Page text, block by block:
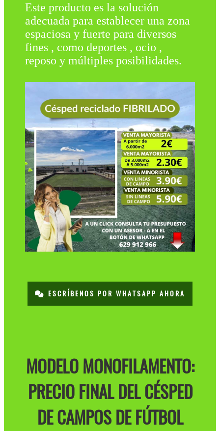
Este producto es la solución
adecuada para establecer una zona
espaciosa y fuerte para diversos
fines , como deportes , ocio ,
reposo y múltiples posibilidades.
ESCRÍBENOS POR WHATSAPP AHORA
MODELO MONOFILAMENTO:
PRECIO FINAL DEL CÉSPED
DE CAMPOS DE FÚTBOL